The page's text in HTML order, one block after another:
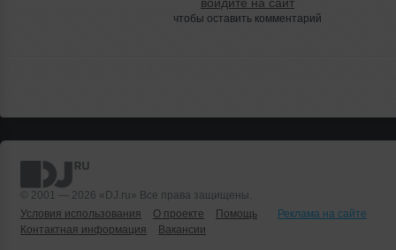
чтобы оставить комментарий
© 2001 — 2026 «DJ.ru» Все права защищены.
Условия использования
О проекте Помощь
Реклама на сайте
Контактная информация
Вакансии